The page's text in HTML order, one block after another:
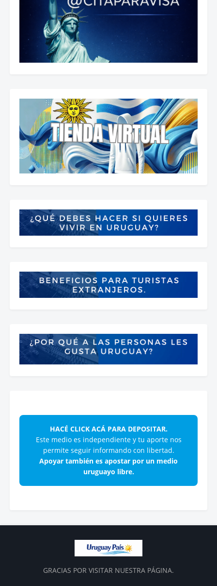
HACÉ CLICK ACÁ PARA DEPOSITAR.
Este medio es independiente y tu aporte nos
permite seguir informando con libertad.
Apoyar también es apostar por un medio
uruguayo libre.
GRACIAS POR VISITAR NUESTRA PÁGINA.